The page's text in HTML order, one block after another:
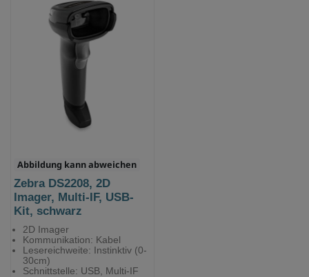
Abbildung kann abweichen
Zebra DS2208, 2D
Imager, Multi-IF, USB-
Kit, schwarz
2D Imager
Kommunikation: Kabel
Lesereichweite: Instinktiv (0-
30cm)
Schnittstelle: USB, Multi-IF